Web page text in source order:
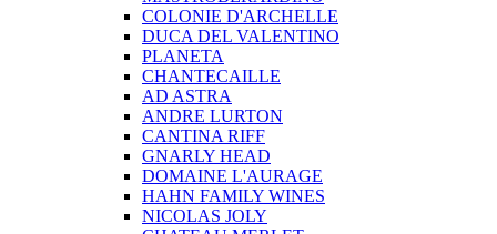
COLONIE D'ARCHELLE
DUCA DEL VALENTINO
PLANETA
CHANTECAILLE
AD ASTRA
ANDRE LURTON
CANTINA RIFF
GNARLY HEAD
DOMAINE L'AURAGE
HAHN FAMILY WINES
NICOLAS JOLY